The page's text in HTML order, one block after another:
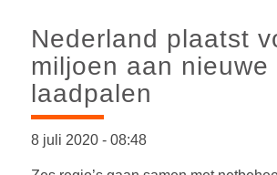
Nederland plaatst
miljoen aan nieuwe
laadpalen
8 juli 2020 -08:48